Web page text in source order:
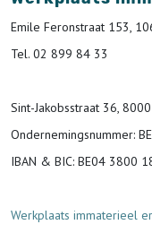
Emile Feronstraat 153,
Tel. 02 899 84 33
Sint-Jakobsstraat 36,
Ondernemingsnummer:
IBAN & BIC: BE04 3800
Werkplaats immaterieel